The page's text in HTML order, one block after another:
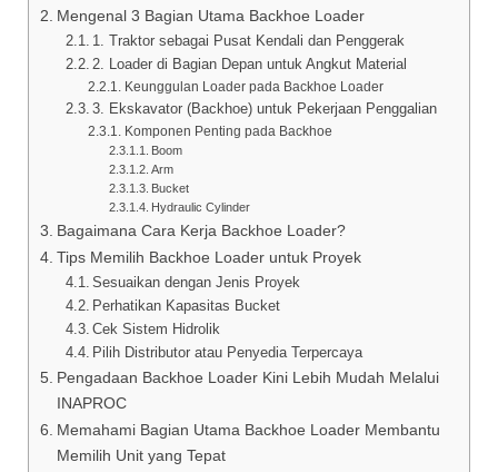
Mengenal 3 Bagian Utama Backhoe Loader
1. Traktor sebagai Pusat Kendali dan Penggerak
2. Loader di Bagian Depan untuk Angkut Material
Keunggulan Loader pada Backhoe Loader
3. Ekskavator (Backhoe) untuk Pekerjaan Penggalian
Komponen Penting pada Backhoe
Boom
Arm
Bucket
Hydraulic Cylinder
Bagaimana Cara Kerja Backhoe Loader?
Tips Memilih Backhoe Loader untuk Proyek
Sesuaikan dengan Jenis Proyek
Perhatikan Kapasitas Bucket
Cek Sistem Hidrolik
Pilih Distributor atau Penyedia Terpercaya
Pengadaan Backhoe Loader Kini Lebih Mudah Melalui
INAPROC
Memahami Bagian Utama Backhoe Loader Membantu
Memilih Unit yang Tepat